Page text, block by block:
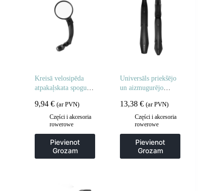
Kreisā velosipēda
atpakaļskata spogulis
9,94 € (ar PVN)
Części i akcesoria
rowerowe
Pievienot
Grozam
Universāls priekšējo
un aizmugurējo
komplekts 24-28
collu riteņiem –
melns
13,38€ (ar PVN)
Części i akcesoria
rowerowe
Pievienot
Grozam